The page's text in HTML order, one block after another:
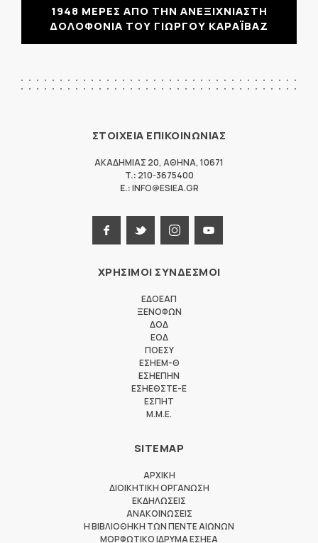
1948 ΜΕΡΕΣ ΑΠΟ ΤΗΝ ΑΝΕΞΙΧΝΙΑΣΤΗ
ΔΟΛΟΦΟΝΙΑ ΤΟΥ ΓΙΩΡΓΟΥ ΚΑΡΑΪΒΑΖ
ΣΤΟΙΧΕΙΑ ΕΠΙΚΟΙΝΩΝΙΑΣ
ΑΚΑΔΗΜΙΑΣ 20, ΑΘΗΝΑ, 10671
T.: 210-3675400
E.:INFO@ESIEA.GR
ΧΡΗΣΙΜΟΙ ΣΥΝΔΕΣΜΟΙ
ΕΔΟΕΑΠ
ΞΕΝΟΦΩΝ
ΔΟΔ
ΕΟΔ
ΠΟΕΣΥ
ΕΣΗΕΜ-Θ
ΕΣΗΕΠΗΝ
ΕΣΗΕΘΣΤΕ-Ε
ΕΣΠΗΤ
M.M.E.
SITEMAP
ΑΡΧΙΚΗ
ΔΙΟΙΚΗΤΙΚΗ ΟΡΓΑΝΩΣΗ
ΕΚΔΗΛΩΣΕΙΣ
ΑΝΑΚΟΙΝΩΣΕΙΣ
Η ΒΙΒΛΙΟΘΗΚΗ ΤΩΝ ΠΕΝΤΕ ΑΙΩΝΩΝ
ΜΟΡΦΩΤΙΚΟ ΙΔΡΥΜΑ ΕΣΗΕΑ